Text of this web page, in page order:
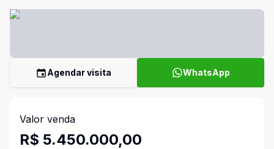
Agendar visita WhatsApp
Valor venda
R$ 5.450.000,00